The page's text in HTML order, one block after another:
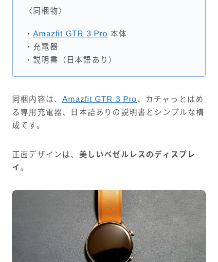
〈同梱物〉
・Amazfit GTR 3 Pro 本体
・充電器
・説明書（日本語あり）
同梱内容は、Amazfit GTR 3 Pro、カチャっとはめ
る専用充電器、日本語ありの説明書とシンプルな構
成です。
正面デザインは、 美しいベゼルレスのディスプレ
イ。